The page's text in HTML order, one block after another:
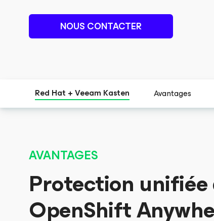
NOUS CONTACTER
Red Hat + Veeam Kasten Avantages
AVANTAGES
Protection unifiée
OpenShift